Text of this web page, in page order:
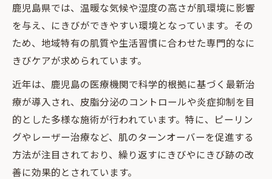
本
にきび専門外来で相談できる肌トラブル解
決法
鹿児島でおすすめのにきび改善アプローチ
皮膚科口コミから学ぶ効果的なにきびケア
法
にきびを減らすためのフルーツ活用術を紹
介
根本から変わる鹿児島県でのにきび改善法
鹿児島県では、温暖な気候や湿度の高さが肌環境に影響
を与え、にきびができやすい環境となっています。その
ため、地域特有の肌質や生活習慣に合わせた専門的なに
きびケアが求められています。
近年は、鹿児島の医療機関で科学的根拠に基づく最新治
療が導入され、皮脂分泌のコントロールや炎症抑制を目
的とした多様な施術が行われています。特に、ピーリン
グやレーザー治療など、肌のターンオーバーを促進する
方法が注目されており、繰り返すにきびやにきび跡の改
善に効果的とされています。